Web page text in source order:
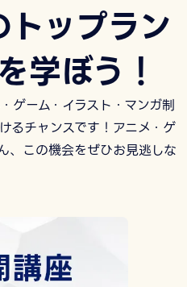
ップラン
学ぼう！
ゲーム・イラスト・マンガ制
るチャンスです！アニメ・ゲ
、この機会をぜひお見逃しな